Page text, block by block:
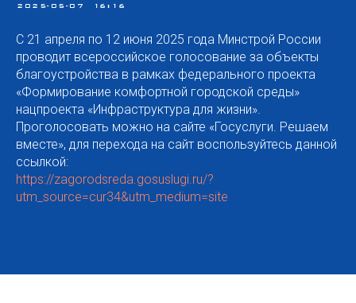
2025-05-07 16:16
С 21 апреля по 12 июня 2025 года Минстрой России
проводит всероссийское голосование за объекты
благоустройства в рамках федерального проекта
«Формирование комфортной городской среды»
нацпроекта «Инфраструктура для жизни».
Проголосовать можно на сайте «Госуслуги. Решаем
вместе», для перехода на сайт воспользуйтесь данной
ссылкой:
https://zagorodsreda.gosuslugi.ru/?
utm_source=cur34&utm_medium=site